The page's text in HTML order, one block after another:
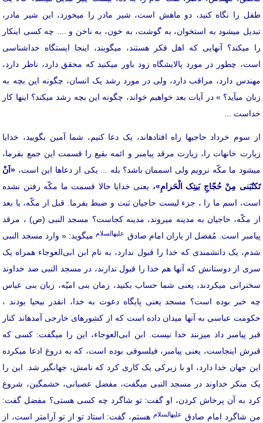
طفل را نگاه کنید، دو ماهش است، شیر مادر را می­خورد، این شیر مادر،
تبدیل می­شود به استخوان، به گوشت، به خون، به ناخن و .... چه کسی اینکار
را می­کند؟ آنهایی که اهل فکر هستند، می­گویند، اینجا ایستگاه خداشناسی
است، چطور در مورد پالایشگاه زود باور می­کنید که محقق دارد، ناظر دارد،
مهندس دارد، مراقب دارد، ولی در مورد رشد یک انسان، چگونه این بچه به
زبان می­آید؟ » در آیات بعد خواهیم خواند، چگونه این بچه رشد می­کند؟ اینها کار
خداست ...
از سوم خرداد حاجی­ها راه افتاده­اند، یک دعا کنیم، شما آمین بگویید، خدایا
زیارت خانه­ات را، زیارت مرقد پیامبر و ائمه بقیع را قسمت این جمع بفرما،
می­شود ما مکّه نرویم ولی اسممان باشد؟ بله ... یکی از دعاها این است، «اَنْ
تَکتُبَنی مِنْ حُجّاجِ بَیتِک الْحَرامِ»، یعنی خدایا حالا قسمت ما مکّه رفتن نشده
است، اسم ما را ، جزء لیست حاجیان ثبت و ضبط بفرما. قبل از مکّه، یا بعد
از مکّه، حاجیان به مدینه می­روند، مدینه کجاست؟ مسجد النبی (ص) ، مرقد
پیامبر است. مُفضل از یاران امام صادق علیه­السلاممی­گوید: « وارد مسجد النبی
شدم، یک دانشمندی که خدا را قبول ندارد، به نام ابن‌ ابی‌العوجاء همراه یک
سری از دوستانش که آنها هم خدا را قبول ندارند، در مسجد النبی ضد خداوند
سخنرانی می­کردند، یعنی شما حساب بکنید، زمان بنی امیّه، زبان بنی عباس
چه خبر بوده است؟ مسجد یعنی پایگاه دعوت به خدا، انقدر بی­حیا بودند ،
حکومت عباسی به آنها میدان داده است که از کشورهای خارجی آمده­اند کنار
قبر پیامبر داد می­زنند خدا نیست. ابن‌ ابی‌العوجاء، این را می­گفت: کسی که
قبرش اینجاست، یعنی پیامبر، فیلسوفی بوده است، که به دروغ ادعا می­کرده
این جهان خدا دارد، او با زیرکی یک کاری کرد که نامش، جهانگیر شد. این را
یک منکر خداوند در مسجد النبی می­گفت، مفضل عصبانی، خشمگین، شروع
کرد به آن پرخاش کردن، او گفت: تو شاگرد چه کسی هستی؟ مفضل گفت:
من شاگرد امام صادق علیه­السلامهستم، گفت: استاد تو از تو آرام­تر است، از